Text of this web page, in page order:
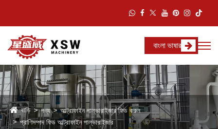
বাংলা ভাষার
বাড়ি পণ্য
আল্ট্রাফাইন পাল্ভারাইজার ফিড করুন
প্রাণিসম্পদ ফিড আল্ট্রাফাইন পাল্ভারাইজার